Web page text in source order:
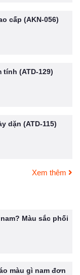
cấp (AKN-056)
(ATD-129)
dặn (ATD-115)
Xem thêm
Màu sắc phối
màu gì nam đơn